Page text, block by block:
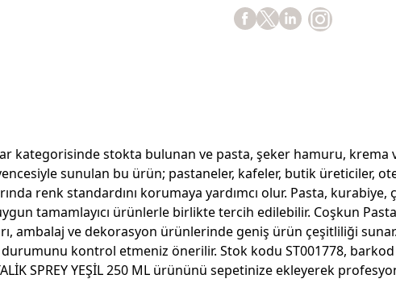
kategorisinde stokta bulunan ve pasta, şeker hamuru,
sunulan bu ürün; pastaneler, kafeler, butik üreticiler,
renk standardını korumaya yardımcı olur. Pasta,
tamamlayıcı ürünlerle birlikte tercih edilebilir. Coşkun
ambalaj ve dekorasyon ürünlerinde geniş ürün çeşitliliği
kontrol etmeniz önerilir. Stok kodu ST001778, barkod
SPREY YEŞİL 250 ML ürününü sepetinize ekleyerek